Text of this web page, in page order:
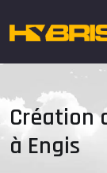
Création
à Engis